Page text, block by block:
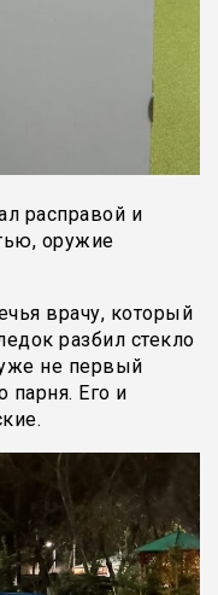
расправой и
оружие
врачу, который
разбил стекло
не первый
парня. Его и